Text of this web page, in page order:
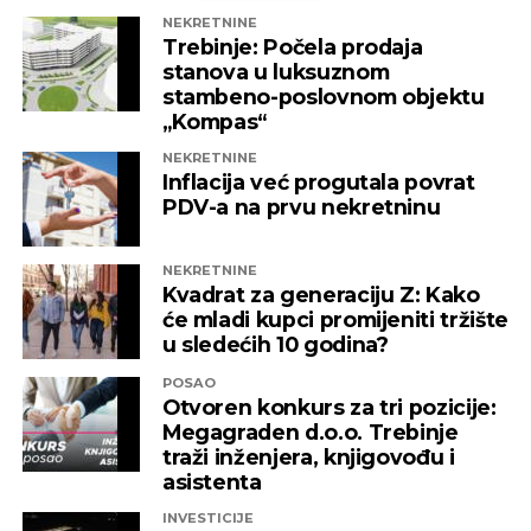
egzistencije iako za to nema bilo kakvog
pravnog osnova. Baš zbog toga pozivamo sve
nadležne institucije da što prije pronađu
adekvatno rješenje kako ni jedna druga
domaća kompanija u budućnosti ne bi bila
izložena nezabilježenoj diskriminaciji”
saopšteno je iz “Invictusa”.
Kažu i da su sada izloženi potezima koji nemaju bilo
kakve veze sa normalnim poslovanjem i
poštovanjem zakonskih normi, a da ih relevantne
institucije kao savjesnog poslovnog subjekta nisu u
stanju zaštiti, zbog čega moraju priznati da je teško
pronaći adekvatniji odgovor koji ne bi uključivao
ozbiljnije rezove u samoj kompaniji.
Podsjetimo, 18. juna ove godine američka
uvela je sankcije nizu kompanija koje “čine mrežu
NEKRETNINE
Trebinje: Počela prodaja
stanova u luksuznom
stambeno-poslovnom objektu
„Kompas“
NEKRETNINE
Inflacija već progutala povrat
PDV-a na prvu nekretninu
NEKRETNINE
Kvadrat za generaciju Z: Kako
će mladi kupci promijeniti tržište
u sledećih 10 godina?
POSAO
Otvoren konkurs za tri pozicije:
Megagraden d.o.o. Trebinje
traži inženjera, knjigovođu i
asistenta
INVESTICIJE